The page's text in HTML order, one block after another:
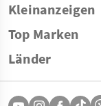
Kleinanzeigen
Top Marken
Länder